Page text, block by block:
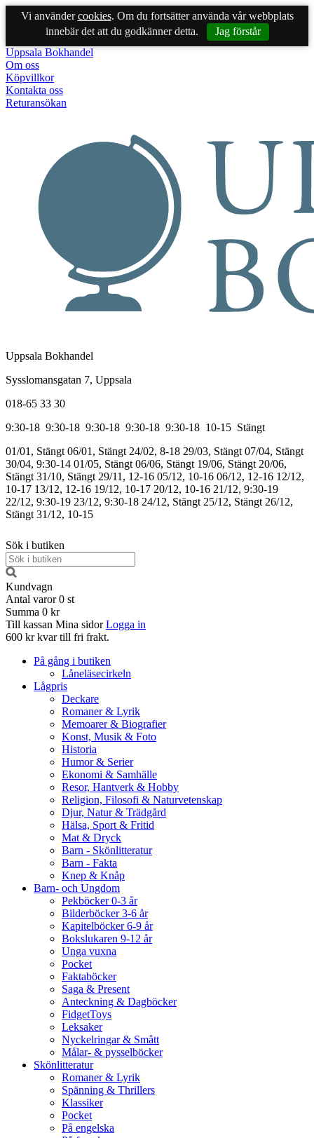
Vi användercookies. Om du fortsätter använda vår webbplats
innebär det att du godkänner detta.
Jag förstår
Uppsala Bokhandel
Om oss
Köpvillkor
Kontakta oss
Returansökan
Uppsala Bokhandel
Sysslomansgatan 7, Uppsala
018-65 33 30
9:30-18 9:30-18 9:30-18 9:30-18 9:30-18 10-15 Stängt
01/01, Stängt 06/01, Stängt 24/02, 8-18 29/03, Stängt 07/04, Stängt
30/04, 9:30-14 01/05, Stängt 06/06, Stängt 19/06, Stängt 20/06,
Stängt 31/10, Stängt 29/11, 12-16 05/12, 10-16 06/12, 12-16 12/12,
10-17 13/12, 12-16 19/12, 10-17 20/12, 10-16 21/12, 9:30-19
22/12, 9:30-19 23/12, 9:30-18 24/12, Stängt 25/12, Stängt 26/12,
Stängt 31/12, 10-15
Sök i butiken
Kundvagn
Antal varor 0 st
Summa 0 kr
Till kassan Mina sidor Logga in
600 kr kvar till fri frakt.
På gång i butiken
Låneläsecirkeln
Lågpris
Deckare
Romaner & Lyrik
Memoarer & Biografier
Konst, Musik & Foto
Historia
Humor & Serier
Ekonomi & Samhälle
Resor, Hantverk & Hobby
Religion, Filosofi & Naturvetenskap
Djur, Natur & Trädgård
Hälsa, Sport & Fritid
Mat & Dryck
Barn - Skönlitteratur
Barn - Fakta
Knep & Knåp
Barn- och Ungdom
Pekböcker 0-3 år
Bilderböcker 3-6 år
Kapitelböcker 6-9 år
Bokslukaren 9-12 år
Unga vuxna
Pocket
Faktaböcker
Saga & Present
Anteckning & Dagböcker
FidgetToys
Leksaker
Nyckelringar & Smått
Målar- & pysselböcker
Skönlitteratur
Romaner & Lyrik
Spänning & Thrillers
Klassiker
Pocket
På engelska